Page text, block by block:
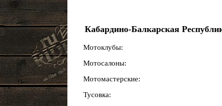
Кабардино-Балкарская
Мотоклубы:
Мотосалоны:
Мотомастерские:
Тусовка: